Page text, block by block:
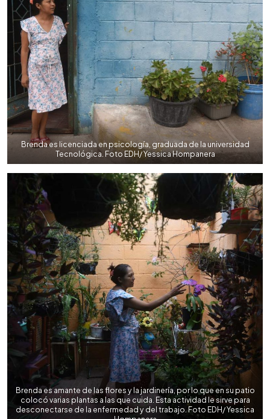
Brenda es licenciada en psicología, graduada de la universidad
Tecnológica. Foto EDH/ Yessica Hompanera
Brenda es amante de las flores y la jardinería, por lo que en su patio
colocó varias plantas a las que cuida. Esta actividad le sirve para
desconectarse de la enfermedad y del trabajo. Foto EDH/ Yessica